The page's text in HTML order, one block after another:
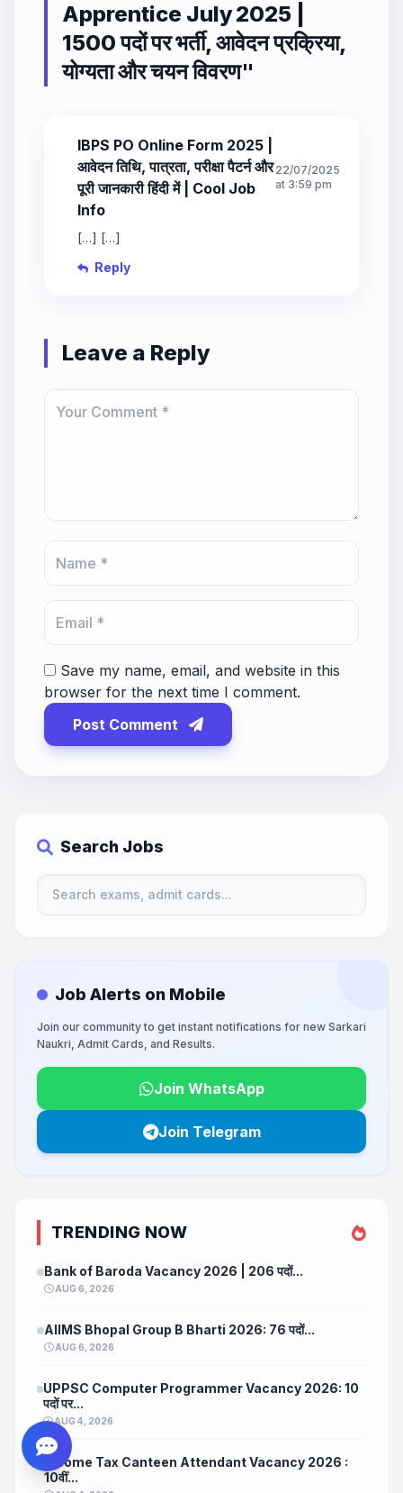
Apprentice July 2025 |
1500 पदों पर भर्ती, आवेदन प्रक्रिया,
योग्यता और चयन विवरण"
IBPS PO Online Form 2025 |
आवेदन तिथि, पात्रता, परीक्षा पैटर्न और
पूरी जानकारी हिंदी में | Cool Job
Info
22/07/2025
at 3:59 pm
[…] […]
Reply
Leave a Reply
Save my name, email, and website in this
browser for the next time I comment.
Post Comment
Search Jobs
Job Alerts on Mobile
Join our community to get instant notifications for new Sarkari
Naukri, Admit Cards, and Results.
Join WhatsApp
Join Telegram
TRENDING NOW
Bank of Baroda Vacancy 2026 | 206 पदों...
AUG 6, 2026
AIIMS Bhopal Group B Bharti 2026: 76 पदों...
AUG 6, 2026
UPPSC Computer Programmer Vacancy 2026: 10
पदों पर...
AUG 4, 2026
Income Tax Canteen Attendant Vacancy 2026 :
10वीं...